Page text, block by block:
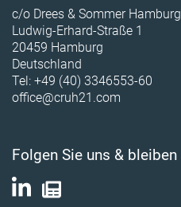
c/o Drees & Sommer Hamburg
Ludwig-Erhard-Straße 1
20459 Hamburg
Deutschland
Tel: +49 (40) 3346553-60
office@cruh21.com
Folgen Sie uns &